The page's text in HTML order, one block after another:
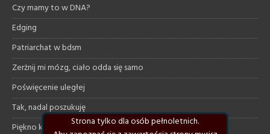
Czy mamy to w DNA?
Edging
Patriarchat w bdsm
Zerżnij mi mózg, ciało odda się samo
Poświęcenie uległej
Tak, nadal poszukuję
Piękno klimatycznej relacjiStrona tylko dla osób pełnoletnich.